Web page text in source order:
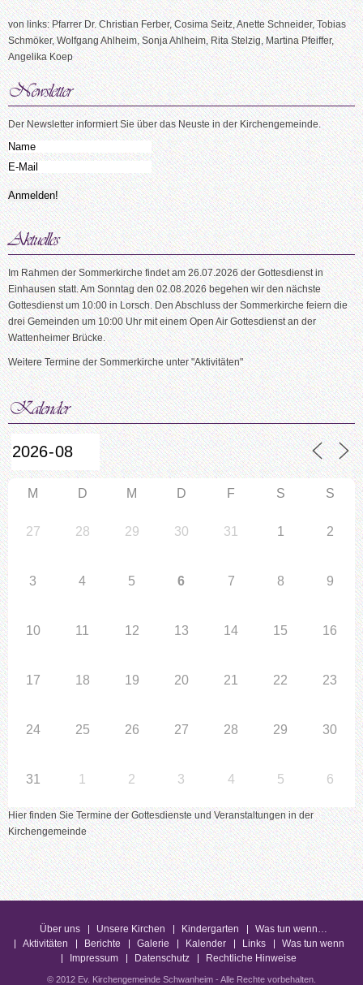
von links: Pfarrer Dr. Christian Ferber, Cosima Seitz, Anette Schneider, Tobias
Schmöker, Wolfgang Ahlheim, Sonja Ahlheim, Rita Stelzig, Martina Pfeiffer,
Angelika Koep
Der Newsletter informiert Sie über das Neuste in der Kirchengemeinde.
Im Rahmen der Sommerkirche findet am 26.07.2026 der Gottesdienst in
Einhausen statt. Am Sonntag den 02.08.2026 begehen wir den nächste
Gottesdienst um 10:00 in Lorsch. Den Abschluss der Sommerkirche feiern die
drei Gemeinden um 10:00 Uhr mit einem Open Air Gottesdienst an der
Wattenheimer Brücke.
Weitere Termine der Sommerkirche unter "Aktivitäten"
M D M D F S S
27 28 29 30 31 1 2
3 4 5 6 7 8 9
10 11 12 13 14 15 16
17 18 19 20 21 22 23
24 25 26 27 28 29 30
31 1 2 3 4 5 6
Hier finden Sie Termine der Gottesdienste und Veranstaltungen in der
Kirchengemeinde
Über uns Unsere Kirchen Kindergarten
Was tun wenn…
Aktivitäten
Berichte Galerie Kalender Links
Was tun wenn
Impressum
Datenschutz Rechtliche Hinweise
© 2012 Ev. Kirchengemeinde Schwanheim - Alle Rechte vorbehalten.